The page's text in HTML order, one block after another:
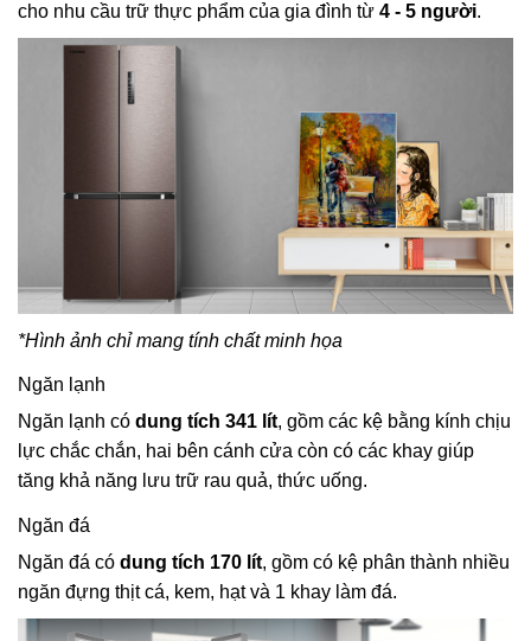
cho nhu cầu trữ thực phẩm của gia đình từ 4 - 5 người.
*Hình ảnh chỉ mang tính chất minh họa
Ngăn lạnh
Ngăn lạnh có dung tích 341 lít, gồm các kệ bằng kính chịu
lực chắc chắn, hai bên cánh cửa còn có các khay giúp
tăng khả năng lưu trữ rau quả, thức uống.
Ngăn đá
Ngăn đá có dung tích 170 lít, gồm có kệ phân thành nhiều
ngăn đựng thịt cá, kem, hạt và 1 khay làm đá.